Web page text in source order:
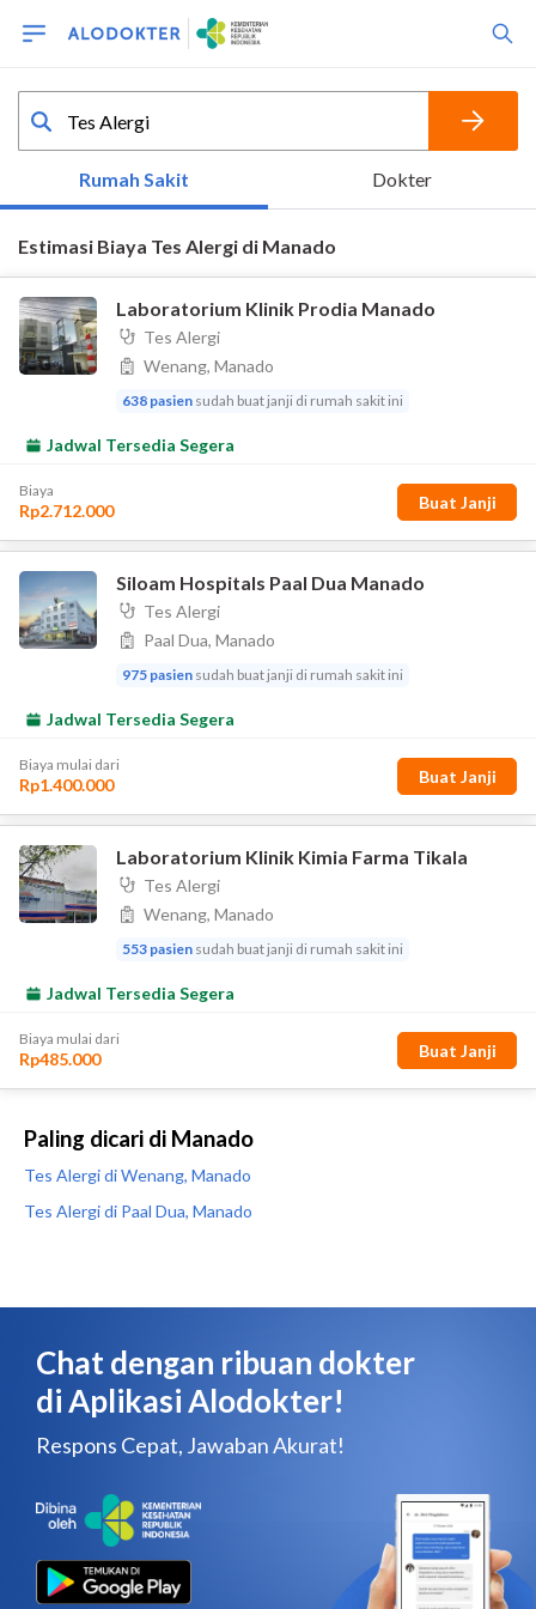
Paling dicari di Manado
Tes Alergi di Wenang, Manado
Tes Alergi di Paal Dua, Manado